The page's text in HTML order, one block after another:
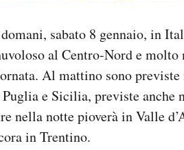
sabato 8 gennaio, in
al Centro-Nord e molto
Al mattino sono
e Sicilia, previste
nella notte pioverà in Valle
in Trentino.